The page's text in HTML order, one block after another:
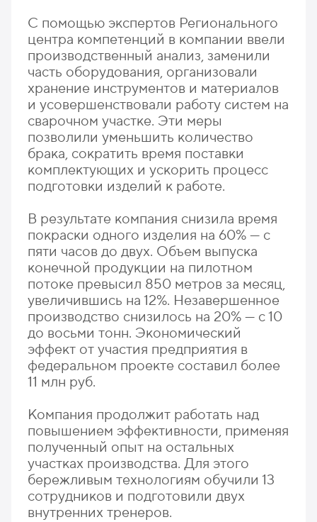
С помощью экспертов Регионального
центра компетенций в компании ввели
производственный анализ, заменили
часть оборудования, организовали
хранение инструментов и материалов
и усовершенствовали работу систем на
сварочном участке. Эти меры
позволили уменьшить количество
брака, сократить время поставки
комплектующих и ускорить процесс
подготовки изделий к работе.
В результате компания снизила время
покраски одного изделия на 60% — с
пяти часов до двух. Объем выпуска
конечной продукции на пилотном
потоке превысил 850 метров за месяц,
увеличившись на 12%. Незавершенное
производство снизилось на 20% — с 10
до восьми тонн. Экономический
эффект от участия предприятия в
федеральном проекте составил более
11 млн руб.
Компания продолжит работать над
повышением эффективности, применяя
полученный опыт на остальных
участках производства. Для этого
бережливым технологиям обучили 13
сотрудников и подготовили двух
внутренних тренеров.